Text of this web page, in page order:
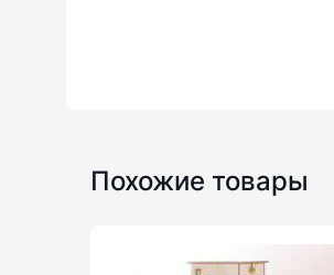
Похожие товары